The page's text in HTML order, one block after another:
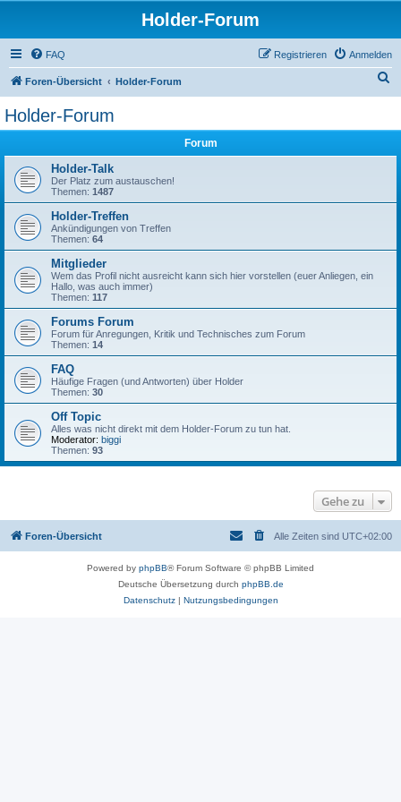
Holder-Forum
FAQ Anmelden
Registrieren
Foren-Übersicht Holder-Forum
Holder-Forum
Forum
Holder-Talk
Der Platz zum austauschen!
Themen: 1487
Holder-Treffen
Ankündigungen von Treffen
Themen: 64
Mitglieder
Wem das Profil nicht ausreicht kann sich hier vorstellen (euer Anliegen, ein
Hallo, was auch immer)
Themen: 117
Forums Forum
Forum für Anregungen, Kritik und Technisches zum Forum
Themen: 14
FAQ
Häufige Fragen (und Antworten) über Holder
Themen: 30
Off Topic
Alles was nicht direkt mit dem Holder-Forum zu tun hat.
Moderator: biggi
Themen: 93
Gehe zu
Foren-Übersicht Alle Zeiten sind UTC+02:00
Powered by phpBB® Forum Software © phpBB Limited
Deutsche Übersetzung durch phpBB.de
Datenschutz| Nutzungsbedingungen